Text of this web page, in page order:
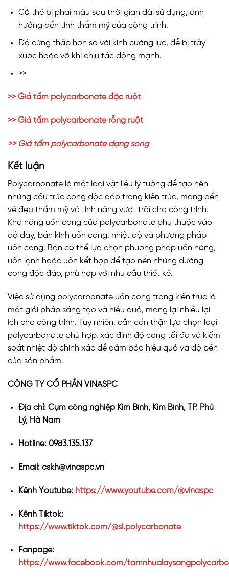
Có thể bị phai màu sau thời gian dài sử dụng, ảnh
hưởng đến tính thẩm mỹ của công trình.
Độ cứng thấp hơn so với kính cường lực, dễ bị trầy
xước hoặc vỡ khi chịu tác động mạnh.
>>
>> Giá tấm polycarbonate đặc ruột
>> Giá tấm polycarbonate rỗng ruột
>> Giá tấm polycarbonate dạng sóng
Kết luận
Polycarbonate là một loại vật liệu lý tưởng để tạo nên
những cấu trúc cong độc đáo trong kiến trúc, mang đến
vẻ đẹp thẩm mỹ và tính năng vượt trội cho công trình.
Khả năng uốn cong của polycarbonate phụ thuộc vào
độ dày, bán kính uốn cong, nhiệt độ và phương pháp
uốn cong. Bạn có thể lựa chọn phương pháp uốn nóng,
uốn lạnh hoặc uốn kết hợp để tạo nên những đường
cong độc đáo, phù hợp với nhu cầu thiết kế.
Việc sử dụng polycarbonate uốn cong trong kiến trúc là
một giải pháp sáng tạo và hiệu quả, mang lại nhiều lợi
ích cho công trình. Tuy nhiên, cần cẩn thận lựa chọn loại
polycarbonate phù hợp, xác định độ cong tối đa và kiểm
soát nhiệt độ chính xác để đảm bảo hiệu quả và độ bền
của sản phẩm.
CÔNG TY CỔ PHẦN VINASPC
Địa chỉ: Cụm công nghiệp Kim Bình, Kim Bình, TP. Phủ
Lý, Hà Nam
Hotline: 0983.135.137
Email: cskh@vinaspc.vn
Kênh Youtube: https://www.youtube.com/@vinaspc
Kênh Tiktok:
https://www.tiktok.com/@sl.polycarbonate
Fanpage:
https://www.facebook.com/